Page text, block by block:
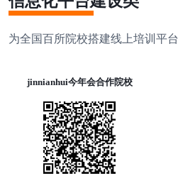
为全国百所院校搭建线上培训平台
jinnianhui今年会合作院校